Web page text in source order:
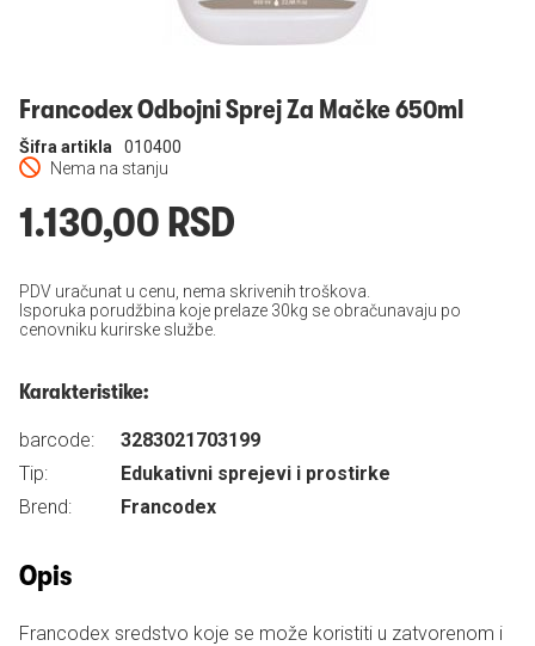
Francodex Odbojni Sprej Za Mačke 650ml
Nema na stanju
Šifra artikla 010400
1.130,00 RSD
PDV uračunat u cenu, nema skrivenih troškova.
Isporuka porudžbina koje prelaze 30kg se obračunavaju po
cenovniku kurirske službe.
Karakteristike:
barcode:
3283021703199
Tip:
Edukativni sprejevi i prostirke
Brend:
Francodex
Opis
Francodex sredstvo koje se može koristiti u zatvorenom i